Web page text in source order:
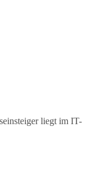
liegt im IT-